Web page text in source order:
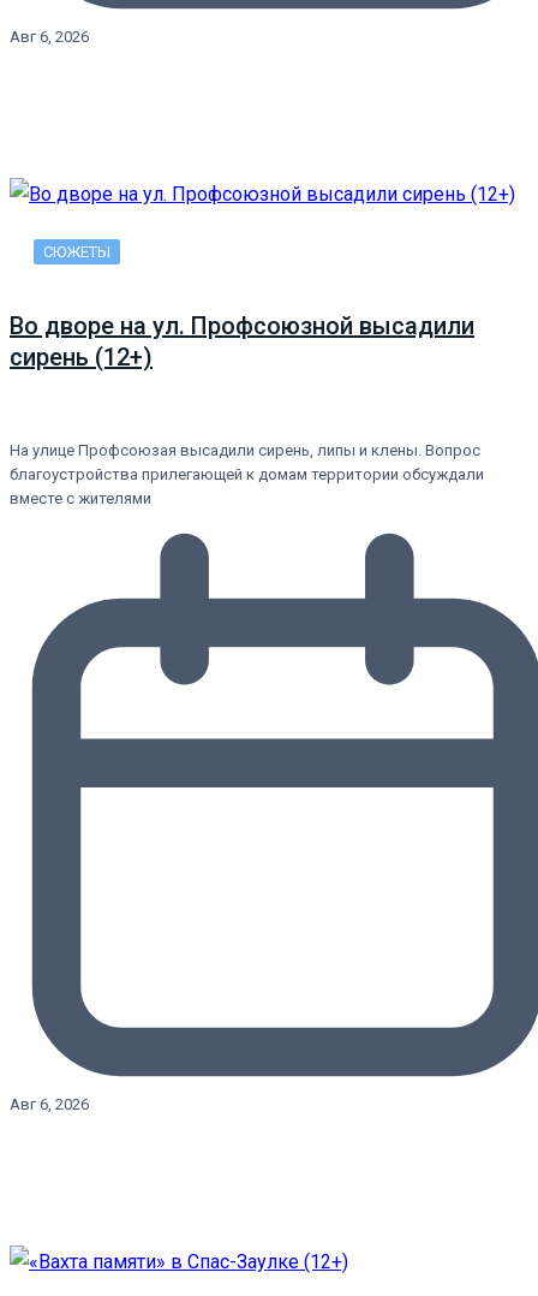
Авг 6, 2026
СЮЖЕТЫ
Во дворе на ул. Профсоюзной высадили
сирень (12+)
На улице Профсоюзая высадили сирень, липы и клены. Вопрос
благоустройства прилегающей к домам территории обсуждали
вместе с жителями
Авг 6, 2026